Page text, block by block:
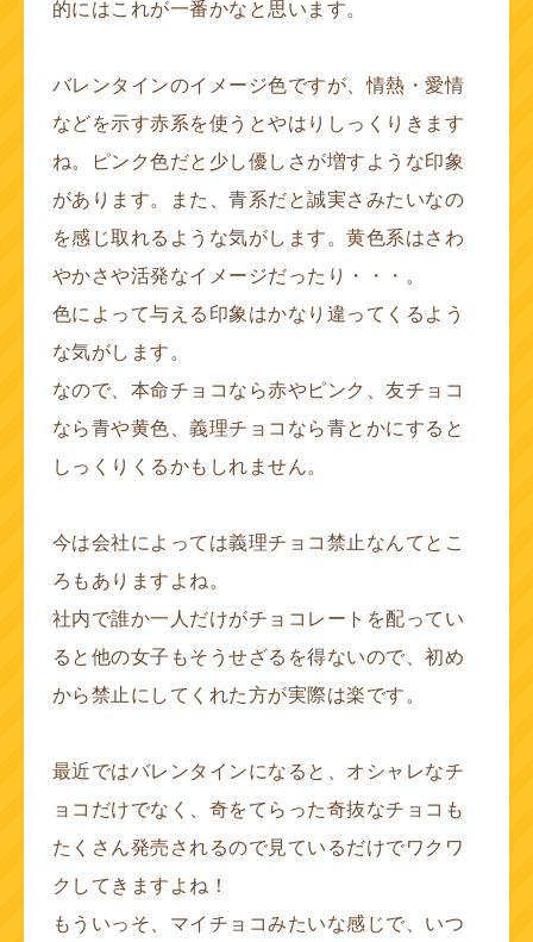
的にはこれが一番かなと思います。
バレンタインのイメージ色ですが、情熱・愛情
などを示す赤系を使うとやはりしっくりきます
ね。ピンク色だと少し優しさが増すような印象
があります。また、青系だと誠実さみたいなの
を感じ取れるような気がします。黄色系はさわ
やかさや活発なイメージだったり・・・。
色によって与える印象はかなり違ってくるよう
な気がします。
なので、本命チョコなら赤やピンク、友チョコ
なら青や黄色、義理チョコなら青とかにすると
しっくりくるかもしれません。
今は会社によっては義理チョコ禁止なんてとこ
ろもありますよね。
社内で誰か一人だけがチョコレートを配ってい
ると他の女子もそうせざるを得ないので、初め
から禁止にしてくれた方が実際は楽です。
最近ではバレンタインになると、オシャレなチ
ョコだけでなく、奇をてらった奇抜なチョコも
たくさん発売されるので見ているだけでワクワ
クしてきますよね！
もういっそ、マイチョコみたいな感じで、いつ